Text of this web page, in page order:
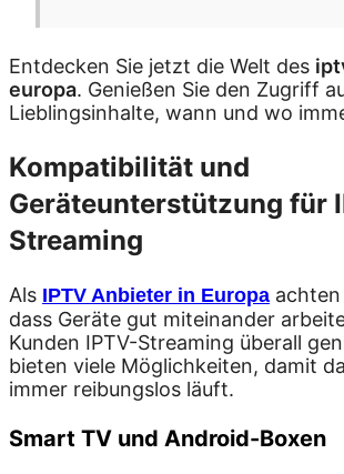
Entdecken Sie jetzt die Welt des
europa. Genießen Sie den Zugriff
Lieblingsinhalte, wann und wo
Kompatibilität und
Geräteunterstützung für
Streaming
Als IPTV Anbieter in Europa
dass Geräte gut miteinander
Kunden IPTV-Streaming überall
bieten viele Möglichkeiten, damit
immer reibungslos läuft.
Smart TV und Android-Boxen